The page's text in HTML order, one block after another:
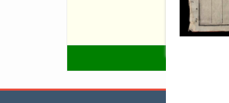
Vương
- Thứ dân
部], Ẩm